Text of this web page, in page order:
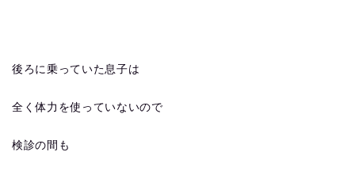
後ろに乗っていた息子は
全く体力を使っていないので
検診の間も